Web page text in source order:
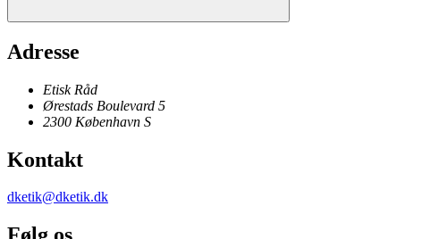
Adresse
Etisk Råd
Ørestads Boulevard 5
2300 København S
Kontakt
dketik@dketik.dk